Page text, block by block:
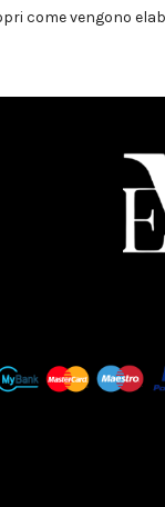
come vengono